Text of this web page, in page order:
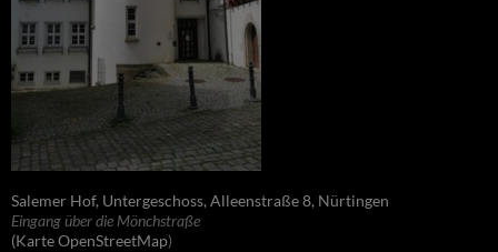
Salemer Hof, Untergeschoss, Alleenstraße 8, Nürtingen
Eingang über die Mönchstraße
(Karte OpenStreetMap)